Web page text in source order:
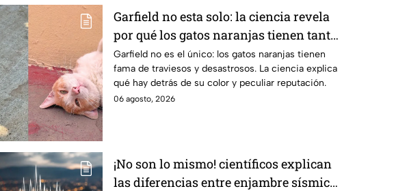
Garfield no esta solo: la ciencia revela
por qué los gatos naranjas tienen tanta
fama de hacer "desastres"
Garfield no es el único: los gatos naranjas tienen
fama de traviesos y desastrosos. La ciencia explica
qué hay detrás de su color y peculiar reputación.
06 agosto, 2026
¡No son lo mismo! científicos explican
las diferencias entre enjambre sísmico